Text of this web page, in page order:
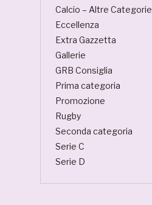
Calcio – Altre Categorie
Eccellenza
Extra Gazzetta
Gallerie
GRB Consiglia
Prima categoria
Promozione
Rugby
Seconda categoria
Serie C
Serie D